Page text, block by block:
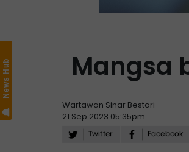
Mangsa
Wartawan Sinar Bestari
21 Sep 2023 05:35pm
News Hub